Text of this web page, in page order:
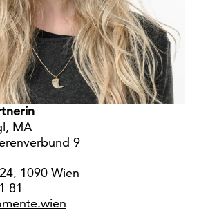
MA
9
1090 Wien
81